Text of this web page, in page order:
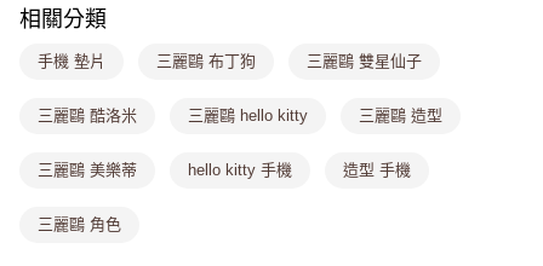
【大哥付你分期使用說明】
1.本服務由台灣大哥大提供，台灣大哥大用戶可立即使用無須另外申請。
2.付款方式選擇「大哥付你分期」，訂單成立後會自動跳轉到大哥付的交易
3.實際核准額度、可分期數及費用金額請依後續交易確認頁面所載為準。
消。如遇「轉專審核」未通過狀況，表示未達大哥付你分期系統評分，恕無
1.分期款項不併入電信帳單，「大哥付你分期」於每月結算日後寄送繳費提
ATM付款
全家取貨付款
每筆NT$80，滿NT$699(含以上)免運費
每筆NT$80，滿NT$699(含以上)免運費
相關分類
手機 墊片 三麗鷗 布丁狗 三麗鷗 雙星仙子
三麗鷗 酷洛米 三麗鷗 hello kitty 三麗鷗 造型
三麗鷗 美樂蒂 hello kitty 手機 造型 手機
三麗鷗 角色